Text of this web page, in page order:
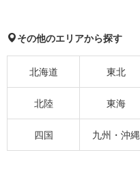
その他のエリアから探す
北海道 東北
北陸 東海
四国 九州・沖縄